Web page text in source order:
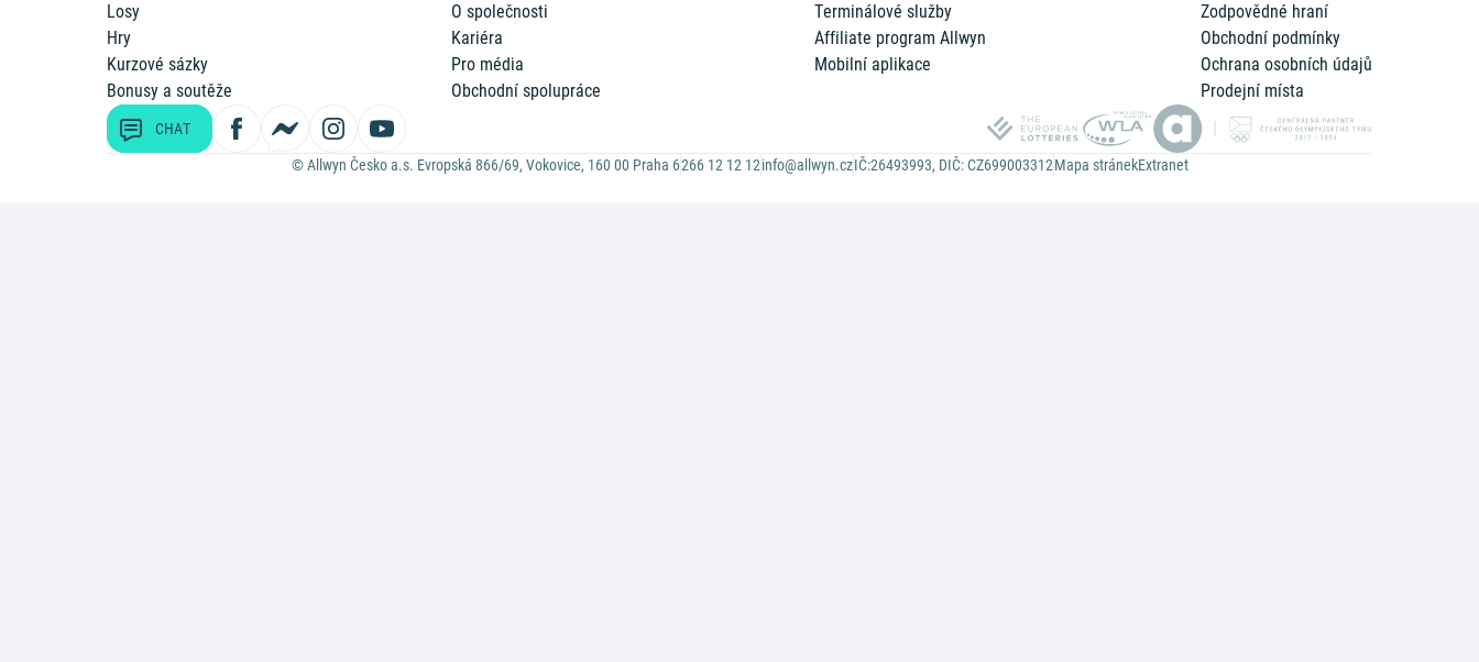
Losy
Hry
Kurzové sázky
Bonusy a soutěže
O společnosti
Kariéra
Pro média
Obchodní spolupráce
Terminálové služby
Affiliate program Allwyn
Mobilní aplikace
Zodpovědné hraní
Obchodní podmínky
Ochrana osobních údajů
Prodejní místa
CHAT
© Allwyn Česko a.s. Evropská 866/69, Vokovice, 160 00 Praha 6266 12 12 12info@allwyn.czIČ:26493993, DIČ: CZ699003312Mapa stránekExtranet